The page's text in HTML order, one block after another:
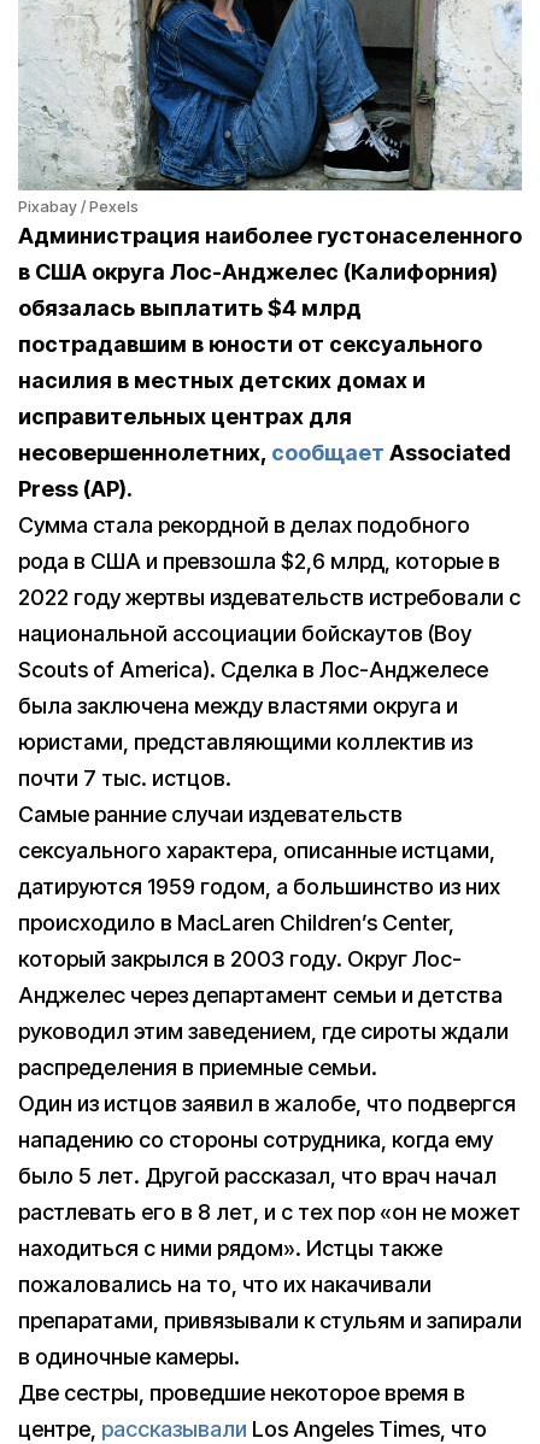
Pixabay / Pexels
Администрация наиболее густонаселенного
в США округа Лос-Анджелес (Калифорния)
обязалась выплатить $4 млрд
пострадавшим в юности от сексуального
насилия в местных детских домах и
исправительных центрах для
несовершеннолетних, сообщает Associated
Press (AP).
Сумма стала рекордной в делах подобного
рода в США и превзошла $2,6 млрд, которые в
2022 году жертвы издевательств истребовали с
национальной ассоциации бойскаутов (Boy
Scouts of America). Сделка в Лос-Анджелесе
была заключена между властями округа и
юристами, представляющими коллектив из
почти 7 тыс. истцов.
Самые ранние случаи издевательств
сексуального характера, описанные истцами,
датируются 1959 годом, а большинство из них
происходило в MacLaren Children’s Center,
который закрылся в 2003 году. Округ Лос-
Анджелес через департамент семьи и детства
руководил этим заведением, где сироты ждали
распределения в приемные семьи.
Один из истцов заявил в жалобе, что подвергся
нападению со стороны сотрудника, когда ему
было 5 лет. Другой рассказал, что врач начал
растлевать его в 8 лет, и с тех пор «он не может
находиться с ними рядом». Истцы также
пожаловались на то, что их накачивали
препаратами, привязывали к стульям и запирали
в одиночные камеры.
Две сестры, проведшие некоторое время в
центре, рассказывали Los Angeles Times, что